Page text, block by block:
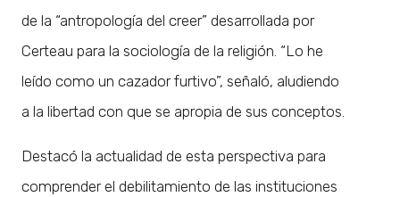
de la “antropología del creer” desarrollada por
Certeau para la sociología de la religión. “Lo he
leído como un cazador furtivo”, señaló, aludiendo
a la libertad con que se apropia de sus conceptos.
Destacó la actualidad de esta perspectiva para
comprender el debilitamiento de las instituciones